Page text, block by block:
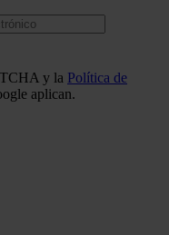
y la Política de
aplican.